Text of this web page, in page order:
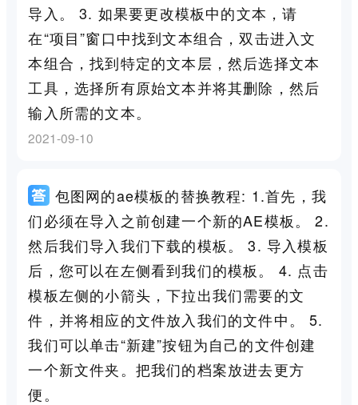
导入。 3. 如果要更改模板中的文本，请
在“项目”窗口中找到文本组合，双击进入文
本组合，找到特定的文本层，然后选择文本
工具，选择所有原始文本并将其删除，然后
输入所需的文本。
2021-09-10
包图网的ae模板的替换教程: 1.首先，我
们必须在导入之前创建一个新的AE模板。 2.
然后我们导入我们下载的模板。 3. 导入模板
后，您可以在左侧看到我们的模板。 4. 点击
模板左侧的小箭头，下拉出我们需要的文
件，并将相应的文件放入我们的文件中。 5.
我们可以单击“新建”按钮为自己的文件创建
一个新文件夹。把我们的档案放进去更方
便。